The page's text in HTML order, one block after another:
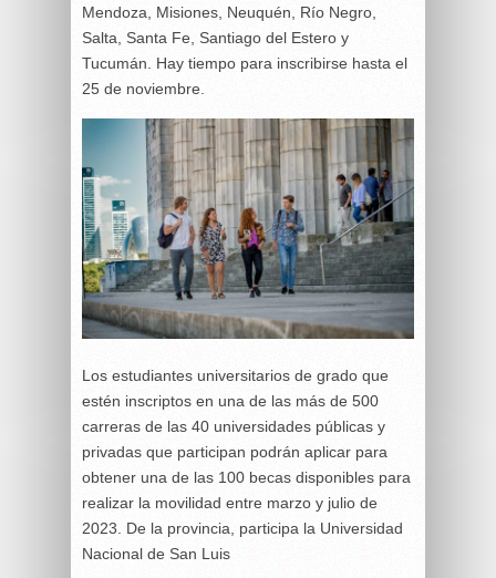
Mendoza, Misiones, Neuquén, Río Negro,
Salta, Santa Fe, Santiago del Estero y
Tucumán. Hay tiempo para inscribirse hasta el
25 de noviembre.
Los estudiantes universitarios de grado que
estén inscriptos en una de las más de 500
carreras de las 40 universidades públicas y
privadas que participan podrán aplicar para
obtener una de las 100 becas disponibles para
realizar la movilidad entre marzo y julio de
2023. De la provincia, participa la Universidad
Nacional de San Luis